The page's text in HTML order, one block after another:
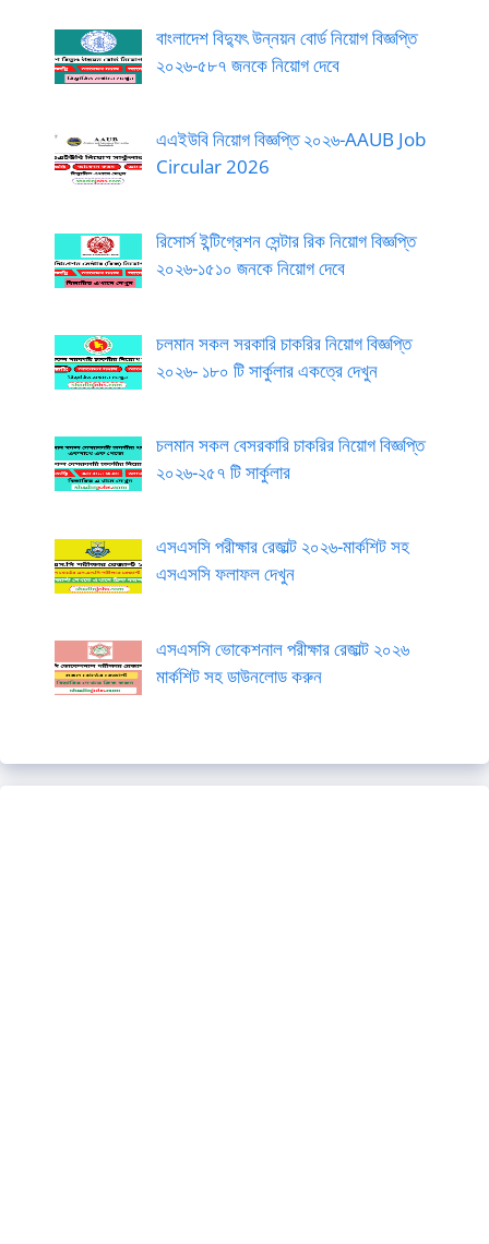
বাংলাদেশ বিদ্যুৎ উন্নয়ন বোর্ড নিয়োগ বিজ্ঞপ্তি
২০২৬-৫৮৭ জনকে নিয়োগ দেবে
এএইউবি নিয়োগ বিজ্ঞপ্তি ২০২৬-AAUB Job
Circular 2026
রিসোর্স ইন্টিগ্রেশন সেন্টার রিক নিয়োগ বিজ্ঞপ্তি
২০২৬-১৫১০ জনকে নিয়োগ দেবে
চলমান সকল সরকারি চাকরির নিয়োগ বিজ্ঞপ্তি
২০২৬- ১৮০ টি সার্কুলার একত্রে দেখুন
চলমান সকল বেসরকারি চাকরির নিয়োগ বিজ্ঞপ্তি
২০২৬-২৫৭ টি সার্কুলার
এসএসসি পরীক্ষার রেজাল্ট ২০২৬-মার্কশিট সহ
এসএসসি ফলাফল দেখুন
এসএসসি ভোকেশনাল পরীক্ষার রেজাল্ট ২০২৬
মার্কশিট সহ ডাউনলোড করুন